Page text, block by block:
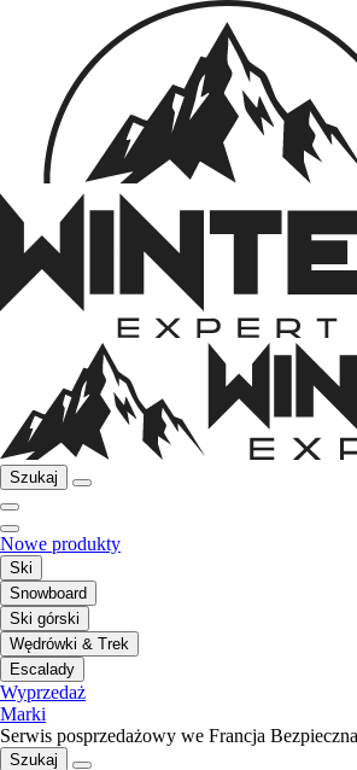
Szukaj
Nowe produkty
Ski
Snowboard
Ski górski
Wędrówki & Trek
Escalady
Wyprzedaż
Marki
Serwis posprzedażowy we Francja
Szukaj